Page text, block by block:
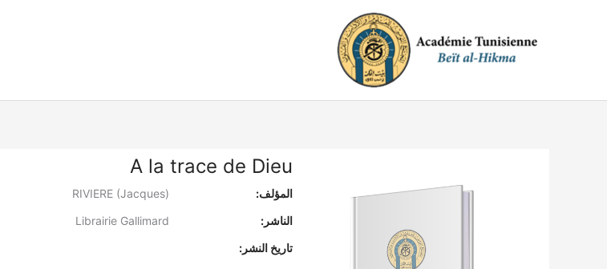
A la trace de Dieu
المؤلف:
الناشر:
تاريخ النشر: